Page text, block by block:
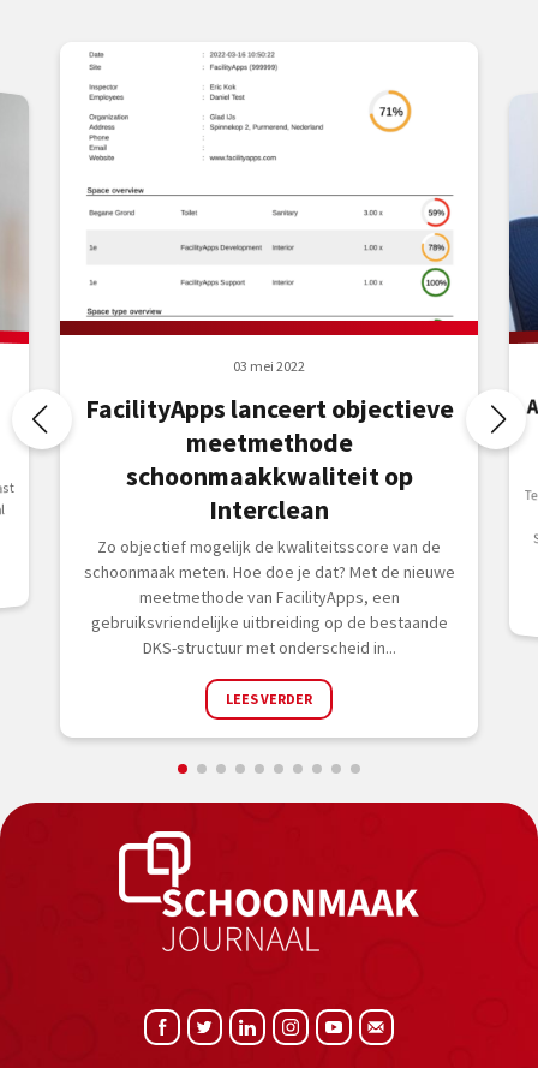
03 mei 2022
FacilityApps lanceert objectieve
meetmethode
schoonmaakkwaliteit op
Interclean
Zo objectief mogelijk de kwaliteitsscore van de
schoonmaak meten. Hoe doe je dat? Met de nieuwe
meetmethode van FacilityApps, een
gebruiksvriendelijke uitbreiding op de bestaande
DKS-structuur met onderscheid in...
LEES VERDER